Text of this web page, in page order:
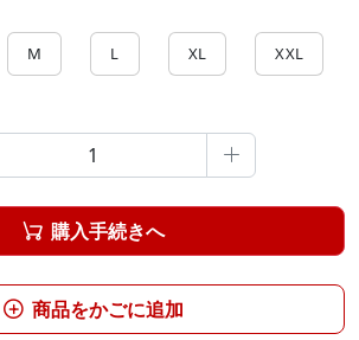
M L XL XXL

 購入手続きへ
 商品をかごに追加